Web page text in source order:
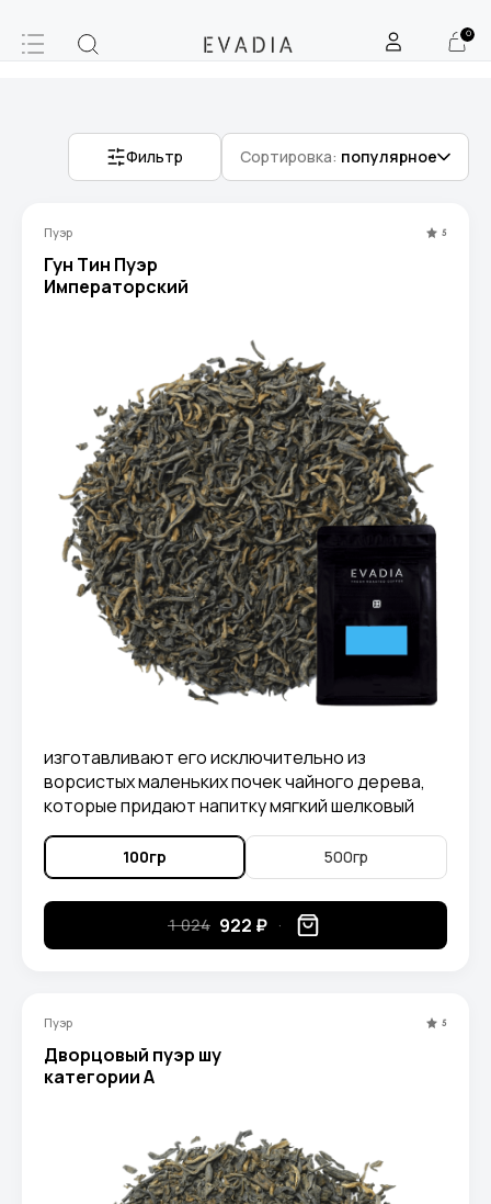
0
Фильтр Сортировка: популярное
Пуэр 5
Гун Тин Пуэр
Императорский
изготавливают его исключительно из
ворсистых маленьких почек чайного дерева,
которые придают напитку мягкий шелковый
привкус и нежный аромат. Наличие такого
сладкого вкуса означает, что в чае
содержится много L-кератина.
100гр 500гр
1 024 922 ₽
Пуэр 5
Дворцовый пуэр шу
категории А